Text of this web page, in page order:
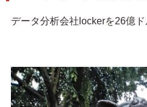
データ分析会社lockerを26億ド